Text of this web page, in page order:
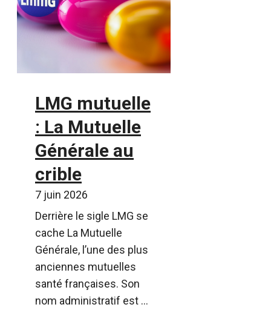
LMG mutuelle
: La Mutuelle
Générale au
crible
7 juin 2026
Derrière le sigle LMG se
cache La Mutuelle
Générale, l’une des plus
anciennes mutuelles
santé françaises. Son
nom administratif est ...